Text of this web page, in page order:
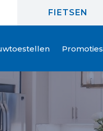
FIETSEN
Promoties